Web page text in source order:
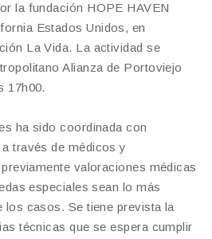
la fundación HOPE HAVEN
Estados Unidos, en
La Vida. La actividad se
Alianza de Portoviejo
17h00.
ha sido coordinada con
través de médicos y
valoraciones médicas
especiales sean lo más
los casos. Se tiene prevista la
técnicas que se espera cumplir